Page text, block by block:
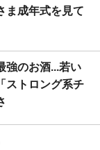
ま成年式を見て
強のお酒...若い
ストロング系チ